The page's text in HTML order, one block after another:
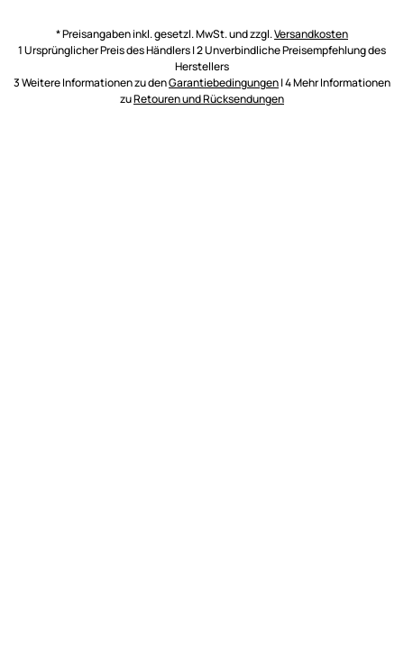
* Preisangaben inkl. gesetzl. MwSt. und zzgl.Versandkosten
1 Ursprünglicher Preis des Händlers | 2 Unverbindliche Preisempfehlung des
Herstellers
3 Weitere Informationen zu denGarantiebedingungen| 4 Mehr Informationen
zuRetouren und Rücksendungen